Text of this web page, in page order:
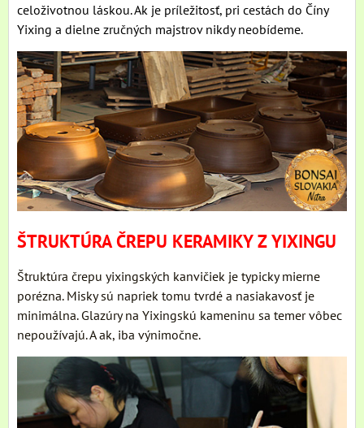
celoživotnou láskou. Ak je príležitosť, pri cestách do Číny
Yixing a dielne zručných majstrov nikdy neobídeme.
ŠTRUKTÚRA ČREPU KERAMIKY Z YIXINGU
Štruktúra črepu yixingských kanvičiek je typicky mierne
porézna. Misky sú napriek tomu tvrdé a nasiakavosť je
minimálna. Glazúry na Yixingskú kameninu sa temer vôbec
nepoužívajú. A ak, iba výnimočne.